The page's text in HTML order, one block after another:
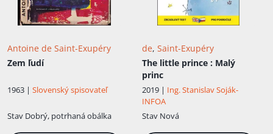
Antoine de Saint-Exupéry
Zem ľudí
1963 | Slovenský spisovateľ
Stav Dobrý, potrhaná obálka
de, Saint-Exupéry
The little prince : Malý
princ
2019 | Ing. Stanislav Soják-
INFOA
Stav Nová